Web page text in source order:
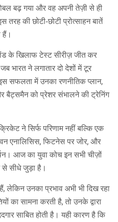
बढ़ गया और वह अपनी तेज़ी से ही
की छोटी‑छोटी प्रोत्साहन बातें
हैं।
के खिलाफ टेस्ट सीरीज़ जीत कर
भारत ने लगातार दो देशों में टूर
सफलता में उनका रणनीतिक प्लान,
बैट्समैन को प्रेशर संभालने की ट्रेनिंग
ने सिर्फ परिणाम नहीं बल्कि एक
एनालिसिस, फिटनेस पर जोर, और
आज का युवा कोच इन सभी चीज़ों
से सीधे जुड़ा है।
लेकिन उनका प्रभाव अभी भी दिख रहा
का सामना करती है, तो उनके द्वारा
साबित होती है। यही कारण है कि